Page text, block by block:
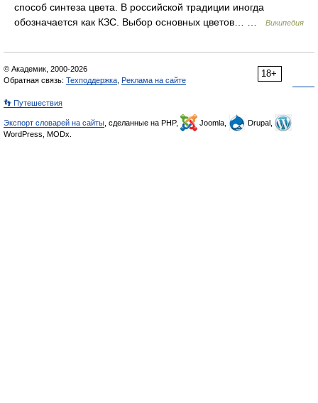
способ синтеза цвета. В российской традиции иногда
обозначается как КЗС. Выбор основных цветов… …
Википедия
18+
© Академик, 2000-2026
Обратная связь: Техподдержка Реклама на сайте
👣 Путешествия
Экспорт словарей на сайты , сделанные на PHP, Joomla,
Drupal,
WordPress, MODx.